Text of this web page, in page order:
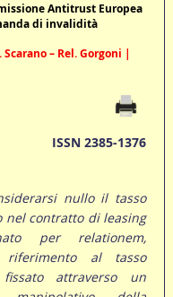
Antitrust Europea
di invalidità
– Rel. Gorgoni |
ISSN 2385-1376
nullo il tasso
nel contratto di leasing
per relationem,
riferimento al tasso
attraverso un